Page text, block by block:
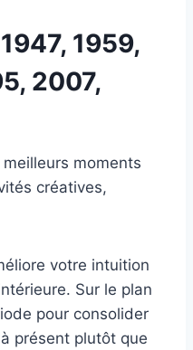
1959,
2007,
moments
créatives,
votre intuition
Sur le plan
pour consolider
présent plutôt que